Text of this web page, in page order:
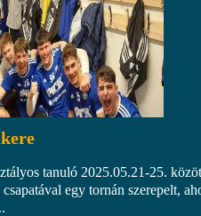
tanuló 2025.05.21-25.
egy tornán szerepelt,